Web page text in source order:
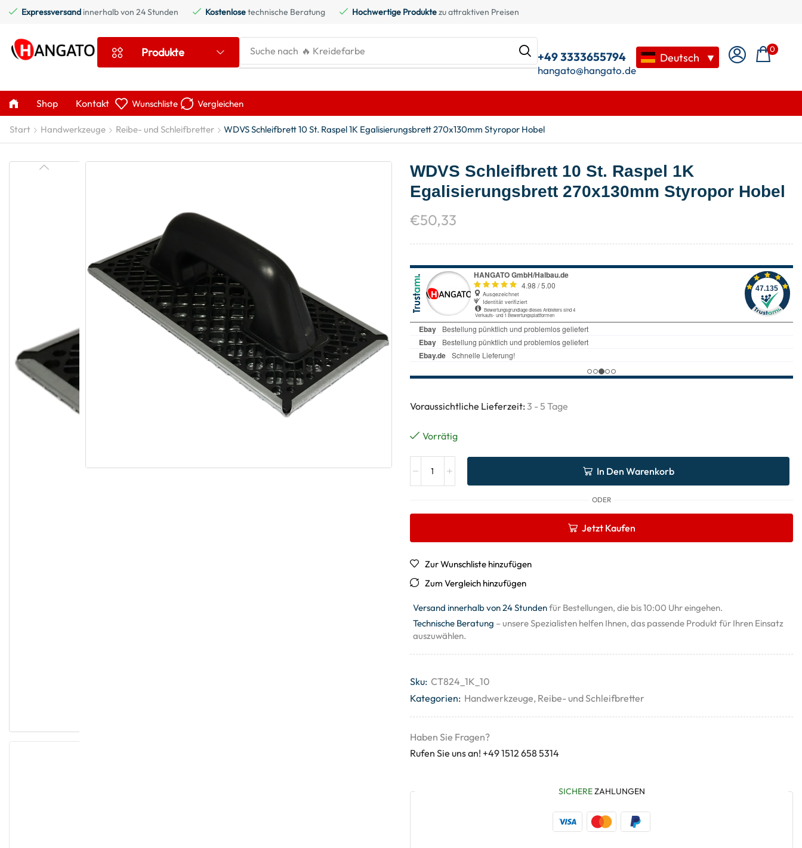
Expressversand innerhalb von 24 Stunden Kostenlosetechnische Beratung Hochwertige Produktezu attraktiven Preisen
Produkte Suche nach 🔥 Kreidefarbe +49 3333655794
hangato@hangato.de
Deutsch ▼
0
Shop Kontakt Wunschliste Vergleichen
Start Handwerkzeuge Reibe- und Schleifbretter WDVS Schleifbrett 10 St. Raspel 1K Egalisierungsbrett 270x130mm Styropor Hobel
WDVS Schleifbrett 10 St. Raspel 1K
Egalisierungsbrett 270x130mm Styropor Hobel
€50,33
Voraussichtliche Lieferzeit: 3 - 5 Tage
Vorrätig
In Den Warenkorb
ODER
Jetzt Kaufen
Zur Wunschliste hinzufügen
Zum Vergleich hinzufügen
Versand innerhalb von 24 Stundenfür Bestellungen, die bis 10:00 Uhr eingehen.
Technische Beratung – unsere Spezialisten helfen Ihnen, das passende Produkt für Ihren Einsatz
auszuwählen.
Sku: CT824_1K_10
Kategorien: Handwerkzeuge, Reibe- und Schleifbretter
Haben Sie Fragen?
Rufen Sie uns an! +49 1512 658 5314
SICHEREZAHLUNGEN